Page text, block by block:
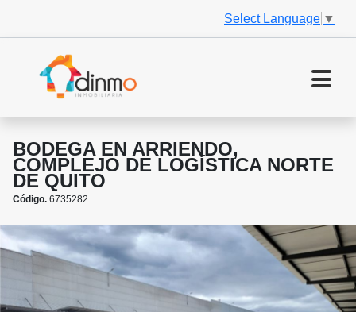
Select Language ▼
BODEGA EN ARRIENDO,
COMPLEJO DE LOGÍSTICA NORTE
DE QUITO
Código. 6735282